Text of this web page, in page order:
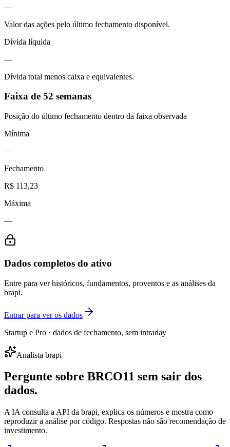
—
Valor das ações pelo último fechamento disponível.
Dívida líquida
—
Dívida total menos caixa e equivalentes.
Faixa de 52 semanas
Posição do último fechamento dentro da faixa observada
Mínima
—
Fechamento
R$ 113,23
Máxima
—
Dados completos do ativo
Entre para ver históricos, fundamentos, proventos e as análises da
brapi.
Entrar para ver os dados
Startup e Pro · dados de fechamento, sem intraday
Analista brapi
Pergunte sobre BRCO11 sem sair dos
dados.
A IA consulta a API da brapi, explica os números e mostra como
reproduzir a análise por código. Respostas não são recomendação de
investimento.